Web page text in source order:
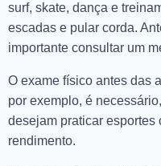
surf, skate, dança e
escadas e pular corda.
importante consultar um
O exame físico antes das
por exemplo, é
desejam praticar esportes
rendimento.